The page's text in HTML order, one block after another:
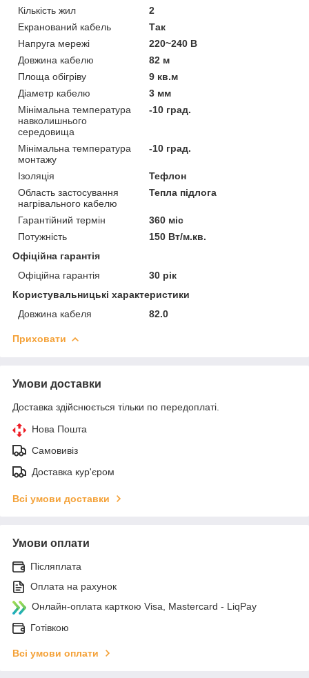
Кількість жил
2
Екранований кабель
Так
Напруга мережі
220~240 В
Довжина кабелю
82 м
Площа обігріву
9 кв.м
Діаметр кабелю
3 мм
Мінімальна температура
навколишнього
середовища
-10 град.
Мінімальна температура
монтажу
-10 град.
Ізоляція
Тефлон
Область застосування
нагрівального кабелю
Тепла підлога
Гарантійний термін
360 міс
Потужність
150 Вт/м.кв.
Офіційна гарантія
Офіційна гарантія
30 рік
Користувальницькі характеристики
Довжина кабеля
82.0
Приховати
Умови доставки
Доставка здійснюється тільки по передоплаті.
Нова Пошта
Самовивіз
Доставка кур'єром
Всі умови доставки
Умови оплати
Післяплата
Оплата на рахунок
Онлайн-оплата карткою Visa, Mastercard - LiqPay
Готівкою
Всі умови оплати